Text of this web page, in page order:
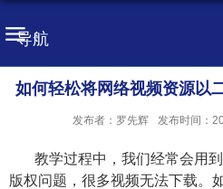
导航
如何轻松将网络视频资源以
发布者：罗先辉 发布时间：
教学过程中，我们经常会用
版权问题，很多视频无法下载。